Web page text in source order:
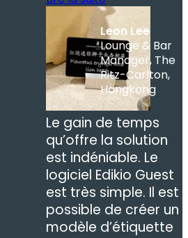
Leon Lee
Lounge & Bar
Manager, The
Ritz-Carlton,
Hongkong
Le gain de temps
qu’offre la solution
est indéniable. Le
logiciel Edikio Guest
est très simple. Il est
possible de créer un
modèle d’étiquette